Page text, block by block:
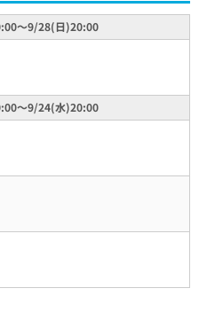
〜9/28(日)20:00
〜9/24(水)20:00